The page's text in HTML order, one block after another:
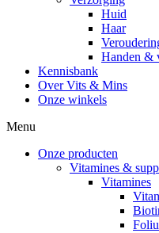
Huid
Haar
Handen &
Kennisbank
Over Vits & Mins
Onze winkels
Menu
Onze producten
Vitamines &
Vitamines